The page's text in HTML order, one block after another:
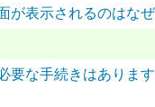
が表示されるのはな
要な手続きはありま